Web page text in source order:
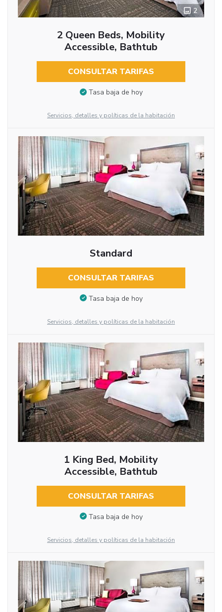
2
2 Queen Beds, Mobility
Accessible, Bathtub
CONSULTAR TARIFAS
Tasa baja de hoy
Servicios, detalles y políticas de la habitación
Standard
CONSULTAR TARIFAS
Tasa baja de hoy
Servicios, detalles y políticas de la habitación
1 King Bed, Mobility
Accessible, Bathtub
CONSULTAR TARIFAS
Tasa baja de hoy
Servicios, detalles y políticas de la habitación